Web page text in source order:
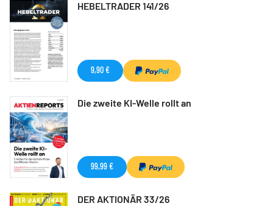
HEBELTRADER 141/26
9,90 €
Die zweite KI-Welle rollt an
99,99 €
DER AKTIONÄR 33/26